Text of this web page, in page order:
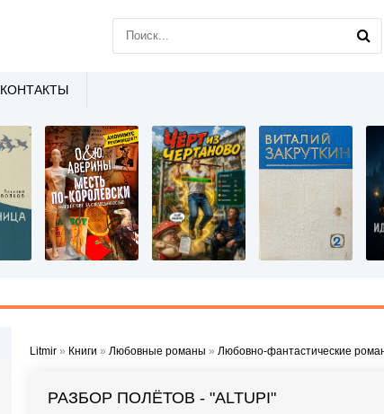
Litmir » Книги » Любовные романы » Любовно-фантастические
РАЗБОР ПОЛЁТОВ - "ALTUPI"
КОНТАКТЫ